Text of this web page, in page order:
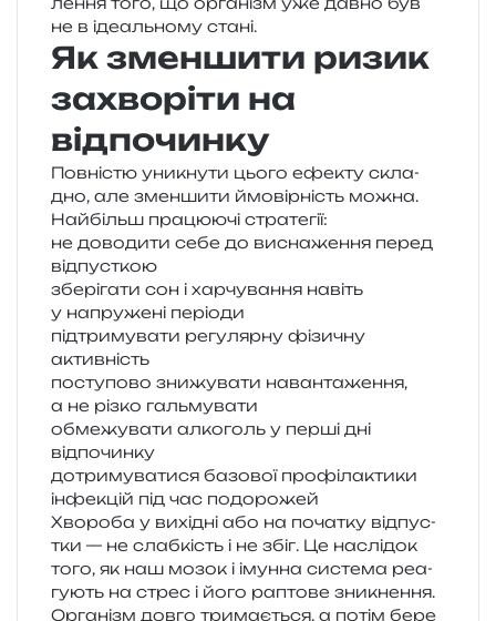
не в іде­аль­но­му стані.
Як зменшити ризик
захворіти на
відпочинку
Повністю уни­кну­ти цього ефе­кту скла­
дно, але змен­ши­ти ймо­вір­ність можна.
Найбільш пра­цю­ю­чі стратегії:
не дово­ди­ти себе до висна­же­н­ня перед
відпусткою
збе­рі­га­ти сон і хар­чу­ва­н­ня навіть
у напру­же­ні періоди
під­три­му­ва­ти регу­ляр­ну фізи­чну
активність
посту­по­во зни­жу­ва­ти наван­та­же­н­ня,
а не різко гальмувати
обме­жу­ва­ти алко­голь у перші дні
відпочинку
дотри­му­ва­ти­ся базо­вої про­фі­ла­кти­ки
інфе­кцій під час подорожей
Хвороба у вихі­дні або на поча­тку від­пус­
тки — не слаб­кість і не збіг. Це наслі­док
того, як наш мозок і імун­на систе­ма реа­
гу­ють на стрес і його рапто­ве зни­кне­н­ня.
Організм довго три­ма­є­ться, а потім бере